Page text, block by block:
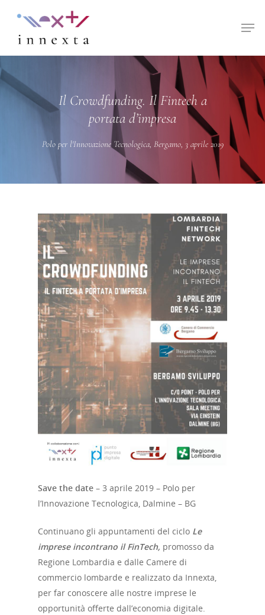
Hit enter to search or ESC to close
Il Crowdfunding. Il Fintech a
portata d’impresa
Polo per l'Innovazione Tecnologica, Bergamo, 3 aprile 2019
Save the date – 3 aprile 2019 – Polo per
l’Innovazione Tecnologica, Dalmine – BG
Continuano gli appuntamenti del ciclo Le
imprese incontrano il FinTech, promosso da
Regione Lombardia e dalle Camere di
commercio lombarde e realizzato da Innexta,
per far conoscere alle nostre imprese le
opportunità offerte dall’economia digitale.